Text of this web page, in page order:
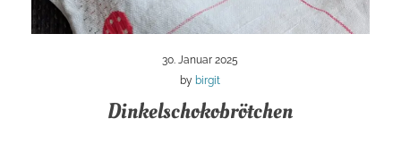
30. Januar 2025
by birgit
Dinkelschokobrötchen